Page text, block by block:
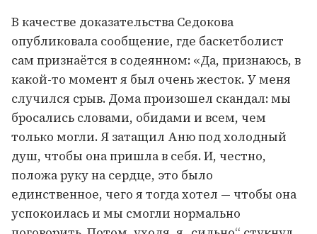
В качестве доказательства Седокова
опубликовала сообщение, где баскетболист
сам признаётся в содеянном: «Да, признаюсь, в
какой-то момент я был очень жесток. У меня
случился срыв. Дома произошел скандал: мы
бросались словами, обидами и всем, чем
только могли. Я затащил Аню под холодный
душ, чтобы она пришла в себя. И, честно,
положа руку на сердце, это было
единственное, чего я тогда хотел — чтобы она
успокоилась и мы смогли нормально